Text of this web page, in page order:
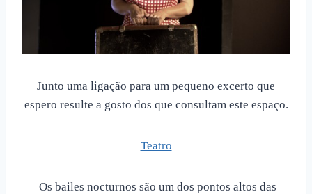
Junto uma ligação para um pequeno excerto que
espero resulte a gosto dos que consultam este espaço.
Teatro
Os bailes nocturnos são um dos pontos altos das